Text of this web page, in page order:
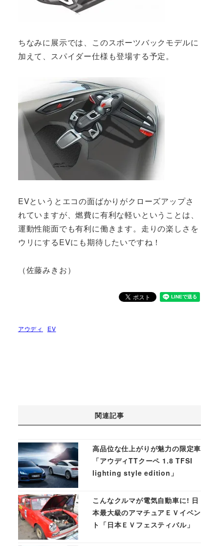
ちなみに展示では、このスポーツバックモデルに
加えて、スパイダー仕様も登場する予定。
EVというとエコの面ばかりがクローズアップさ
れていますが、燃費に有利な軽いということは、
運動性能面でも有利に働きます。走りの楽しさを
ウリにするEVにも期待したいですね！
（佐藤みきお）
アウディ EV
関連記事
高品位な仕上がりが魅力の限定車
「アウディTTクーペ 1.8 TFSI
lighting style edition」
こんなクルマが電気自動車に! 日
本最大級のアマチュアＥＶイベン
ト「日本ＥＶフェスティバル」